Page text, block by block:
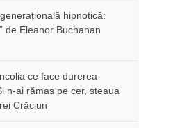
hipnotică:
de Eleanor Buchanan
ce face durerea
n-ai rămas pe cer, steaua
Crăciun